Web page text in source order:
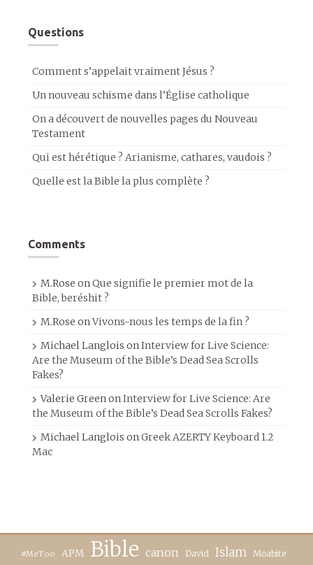
Questions
Comment s’appelait vraiment Jésus ?
Un nouveau schisme dans l’Église catholique
On a découvert de nouvelles pages du Nouveau
Testament
Qui est hérétique ? Arianisme, cathares, vaudois ?
Quelle est la Bible la plus complète ?
Comments
M.Rose onQue signifie le premier mot de la
Bible, beréshit ?
M.Rose onVivons-nous les temps de la fin ?
Michael Langlois onInterview for Live Science:
Are the Museum of the Bible’s Dead Sea Scrolls
Fakes?
Valerie GreenonInterview for Live Science: Are
the Museum of the Bible’s Dead Sea Scrolls Fakes?
Michael Langlois onGreek AZERTY Keyboard 1.2
Mac
#MeToo APM Bible canon David Islam Moabite